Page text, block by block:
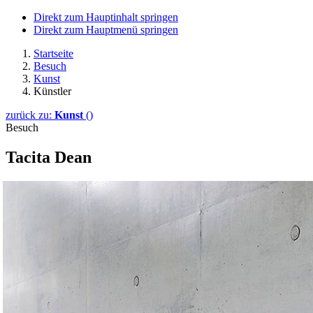
Direkt zum Hauptinhalt springen
Direkt zum Hauptmenü springen
Startseite
Besuch
Kunst
Künstler
zurück zu: Kunst ()
Besuch
Tacita Dean